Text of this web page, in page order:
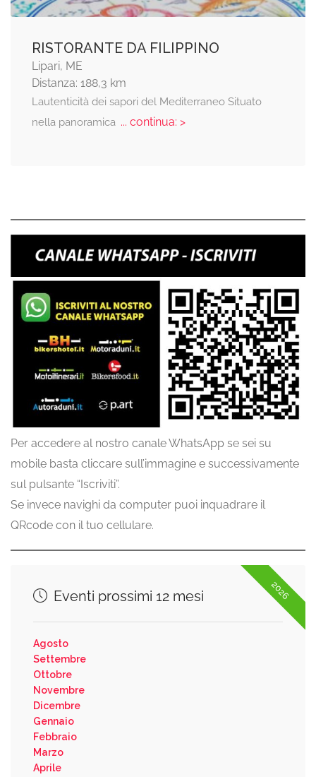
RISTORANTE DA FILIPPINO
Lipari, ME
Distanza: 188,3 km
Lautenticità dei sapori del Mediterraneo Situato
nella panoramica... continua: >
Per accedere al nostro canale WhatsApp se sei su
mobile basta cliccare sull’immagine e successivamente
sul pulsante “Iscriviti”.
Se invece navighi da computer puoi inquadrare il
QRcode con il tuo cellulare.
2026
Eventi prossimi 12 mesi
Agosto
Settembre
Ottobre
Novembre
Dicembre
Gennaio
Febbraio
Marzo
Aprile